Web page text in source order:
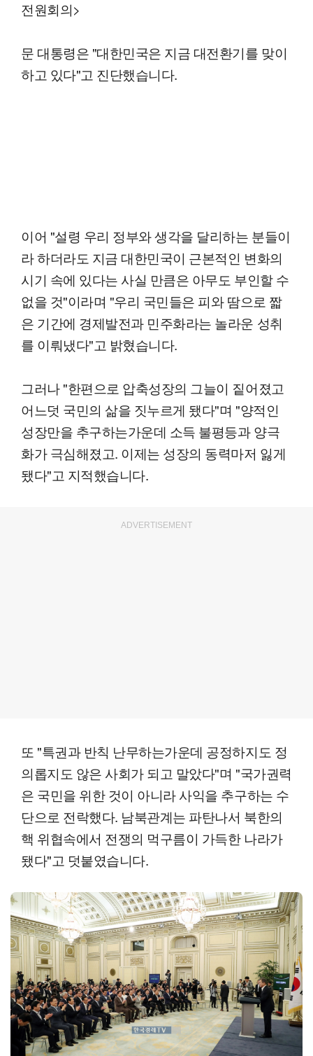
전원회의>
문 대통령은 "대한민국은 지금 대전환기를 맞이
하고 있다"고 진단했습니다.
이어 "설령 우리 정부와 생각을 달리하는 분들이
라 하더라도 지금 대한민국이 근본적인 변화의
시기 속에 있다는 사실 만큼은 아무도 부인할 수
없을 것"이라며 "우리 국민들은 피와 땀으로 짧
은 기간에 경제발전과 민주화라는 놀라운 성취
를 이뤄냈다"고 밝혔습니다.
그러나 "한편으로 압축성장의 그늘이 짙어졌고
어느덧 국민의 삶을 짓누르게 됐다"며 "양적인
성장만을 추구하는가운데 소득 불평등과 양극
화가 극심해졌고. 이제는 성장의 동력마저 잃게
됐다"고 지적했습니다.
ADVERTISEMENT
또 "특권과 반칙 난무하는가운데 공정하지도 정
의롭지도 않은 사회가 되고 말았다"며 "국가권력
은 국민을 위한 것이 아니라 사익을 추구하는 수
단으로 전락했다. 남북관계는 파탄나서 북한의
핵 위협속에서 전쟁의 먹구름이 가득한 나라가
됐다"고 덧붙였습니다.